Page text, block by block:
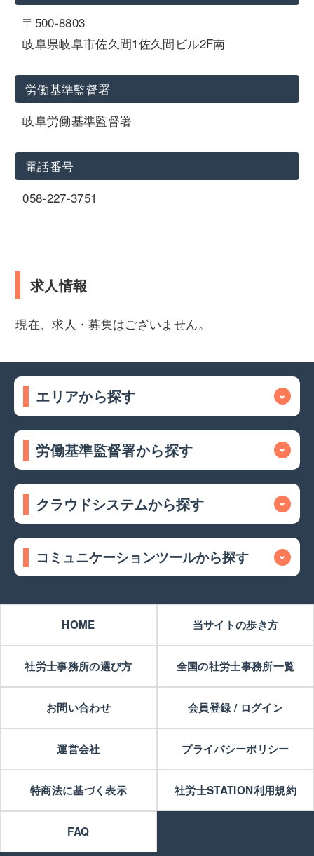
〒500-8803
岐阜県岐阜市佐久間1佐久間ビル2F南
労働基準監督署
岐阜労働基準監督署
電話番号
058-227-3751
求人情報
現在、求人・募集はございません。
エリアから探す
労働基準監督署から探す
クラウドシステムから探す
コミュニケーションツールから探す
HOME 当サイトの歩き方
社労士事務所の選び方 全国の社労士事務所一覧
お問い合わせ 会員登録 / ログイン
運営会社 プライバシーポリシー
特商法に基づく表示 社労士STATION利用規約
FAQ